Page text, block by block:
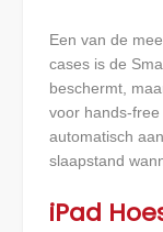
Een van de
cases is de
beschermt,
voor hands-
automatisch
slaapstand
iPad